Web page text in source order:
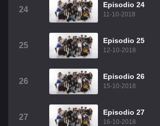
24
Episodio 24
11-10-2018
25
Episodio 25
12-10-2018
26
Episodio 26
15-10-2018
27
Episodio 27
16-10-2018